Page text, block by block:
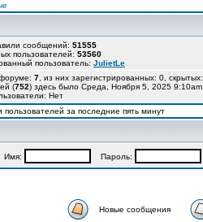
сообщений: 51555
пользователей: 53560
пользователь: JulietLe
7 , из них зарегистрированных: 0,
(752) здесь было Среда, Ноября 5, 2025 9:10am
Нет
за последние пять минут
Имя: Пароль:
Новые сообщения